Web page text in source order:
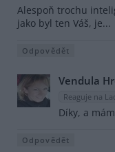
Alespoň trochu
jako byl ten Váš, je...
Odpovědět
Vendula
Reaguje na
Díky, a
Odpovědět